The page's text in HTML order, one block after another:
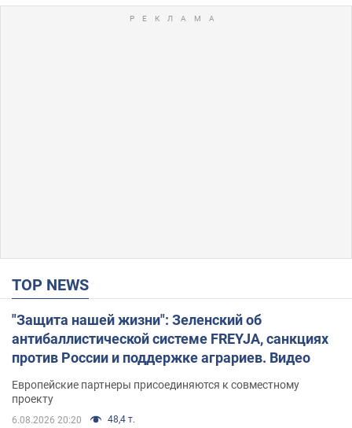
TOP NEWS
"Защита нашей жизни": Зеленский об
антибаллистической системе FREYJA, санкциях
против России и поддержке аграриев. Видео
Европейские партнеры присоединяются к совместному
проекту
6.08.2026 20:20 48,4 т.